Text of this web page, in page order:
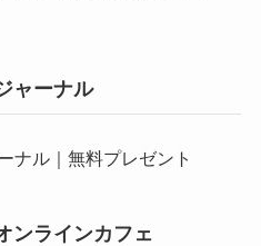
ャーナル
ナル｜無料プレゼント
ンラインカフェ